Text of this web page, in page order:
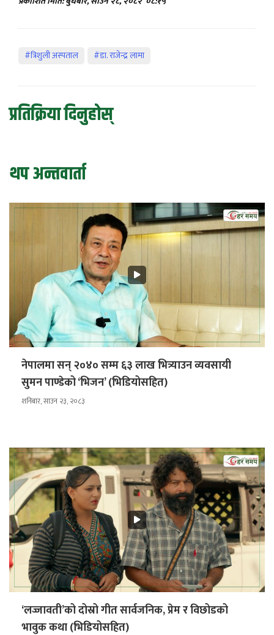
#त्रिशुली अस्पताल #डा. राजेन्द्र लामा
प्रतिक्रिया दिनुहोस्
थप अन्तवार्ता
नेपालमा सन् २०४० सम्म ६३ लाख भित्र्याउन व्यवसायी
सुमन पाण्डेको ‘भिजन’ (भिडियोसहित)
शनिबार, साउन २३, २०८३
‘लज्जावती’को दोस्रो गीत सार्वजनिक, प्रेम र विछोडको
भावुक कथा (भिडियोसहित)